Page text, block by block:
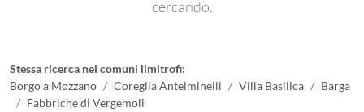
cercando.
Stessa ricerca nei comuni limitrofi:
Borgo a Mozzano
Coreglia Antelminelli Villa Basilica
Barga
Fabbriche di Vergemoli